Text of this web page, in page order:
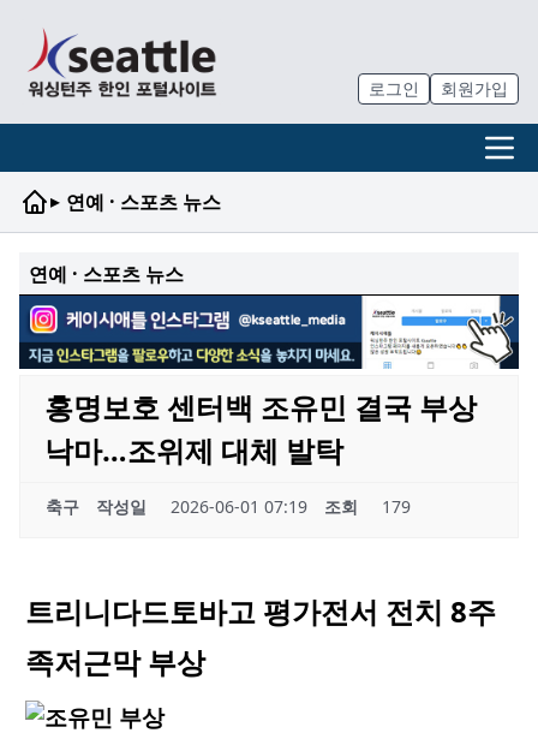
로그인 회원가입
▸ 연예 · 스포츠 뉴스
연예 · 스포츠 뉴스
홍명보호 센터백 조유민 결국 부상
낙마…조위제 대체 발탁
축구 작성일 2026-06-01 07:19 조회 179
트리니다드토바고 평가전서 전치 8주
족저근막 부상